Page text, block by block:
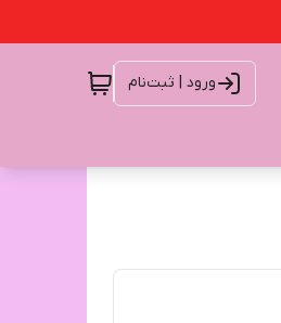
ورود | ثبت‌نام